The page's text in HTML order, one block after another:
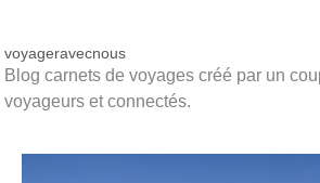
contenu
voyageravecnous
Blog carnets de voyages créé par un
voyageurs et connectés.